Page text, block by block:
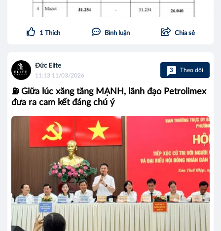
1 Thích Bình luận Chia sẻ
Đức Elite
11:13 11/03/2026
3 Theo dõi
⛽ Giữa lúc xăng tăng MẠNH, lãnh đạo Petrolimex
đưa ra cam kết đáng chú ý